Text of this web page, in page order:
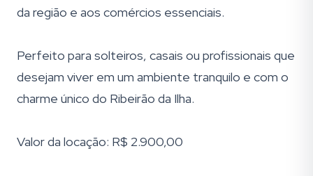
da região e aos comércios essenciais.
Perfeito para solteiros, casais ou profissionais que
desejam viver em um ambiente tranquilo e com o
charme único do Ribeirão da Ilha.
Valor da locação: R$ 2.900,00